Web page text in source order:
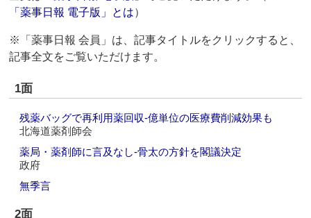
「薬事日報 電子版」とは）
※「薬事日報 会員」は、記事タイトルをクリックすると、
記事全文をご覧いただけます。
1面
残薬バッグで再利用薬回収‐億単位の医療費削減効果も
北海道薬剤師会
薬局・薬剤師に言及なし‐骨太の方針を閣議決定
政府
無季言
2面